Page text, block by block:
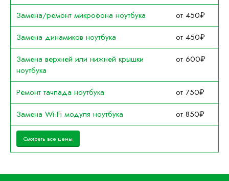
Замена/ремонт микрофона ноутбука
от 450₽
Замена динамиков ноутбука
от 450₽
Замена верхней или нижней крышки
ноутбука
от 600₽
Ремонт тачпада ноутбука
от 750₽
Замена Wi-Fi модуля ноутбука
от 850₽
Смотреть все цены